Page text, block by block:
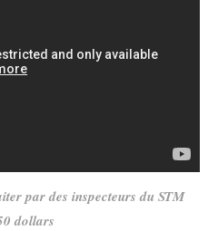
par des inspecteurs du STM
dollars